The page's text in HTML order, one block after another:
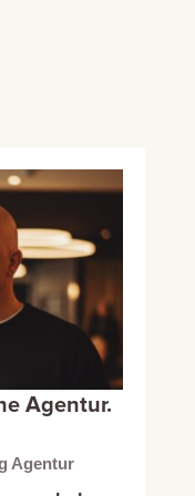
Agentur.
Agentur